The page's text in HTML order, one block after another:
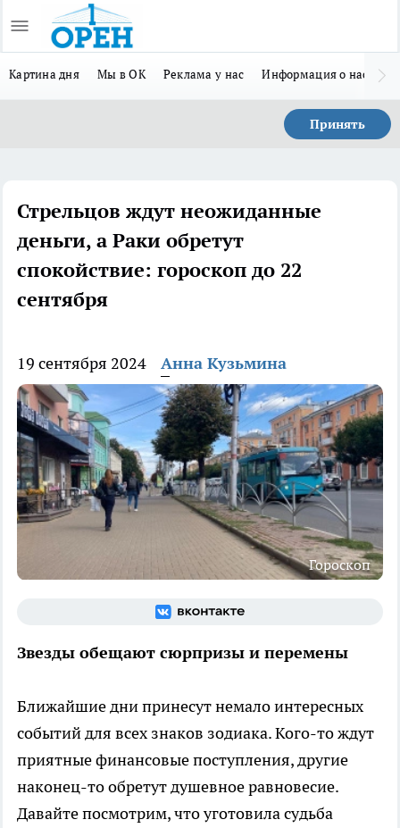
Картина дня Мы в ОК Реклама у нас Информация о нас
Принять
Стрельцов ждут неожиданные
деньги, а Раки обретут
спокойствие: гороскоп до 22
сентября
19 сентября 2024 Анна Кузьмина
Гороскоп
Звезды обещают сюрпризы и перемены
Ближайшие дни принесут немало интересных
событий для всех знаков зодиака. Кого-то ждут
приятные финансовые поступления, другие
наконец-то обретут душевное равновесие.
Давайте посмотрим, что уготовила судьба